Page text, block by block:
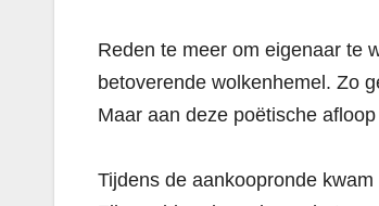
Reden te meer om eigenaar te
betoverende wolkenhemel. Zo
Maar aan deze poëtische
Tijdens de aankoopronde